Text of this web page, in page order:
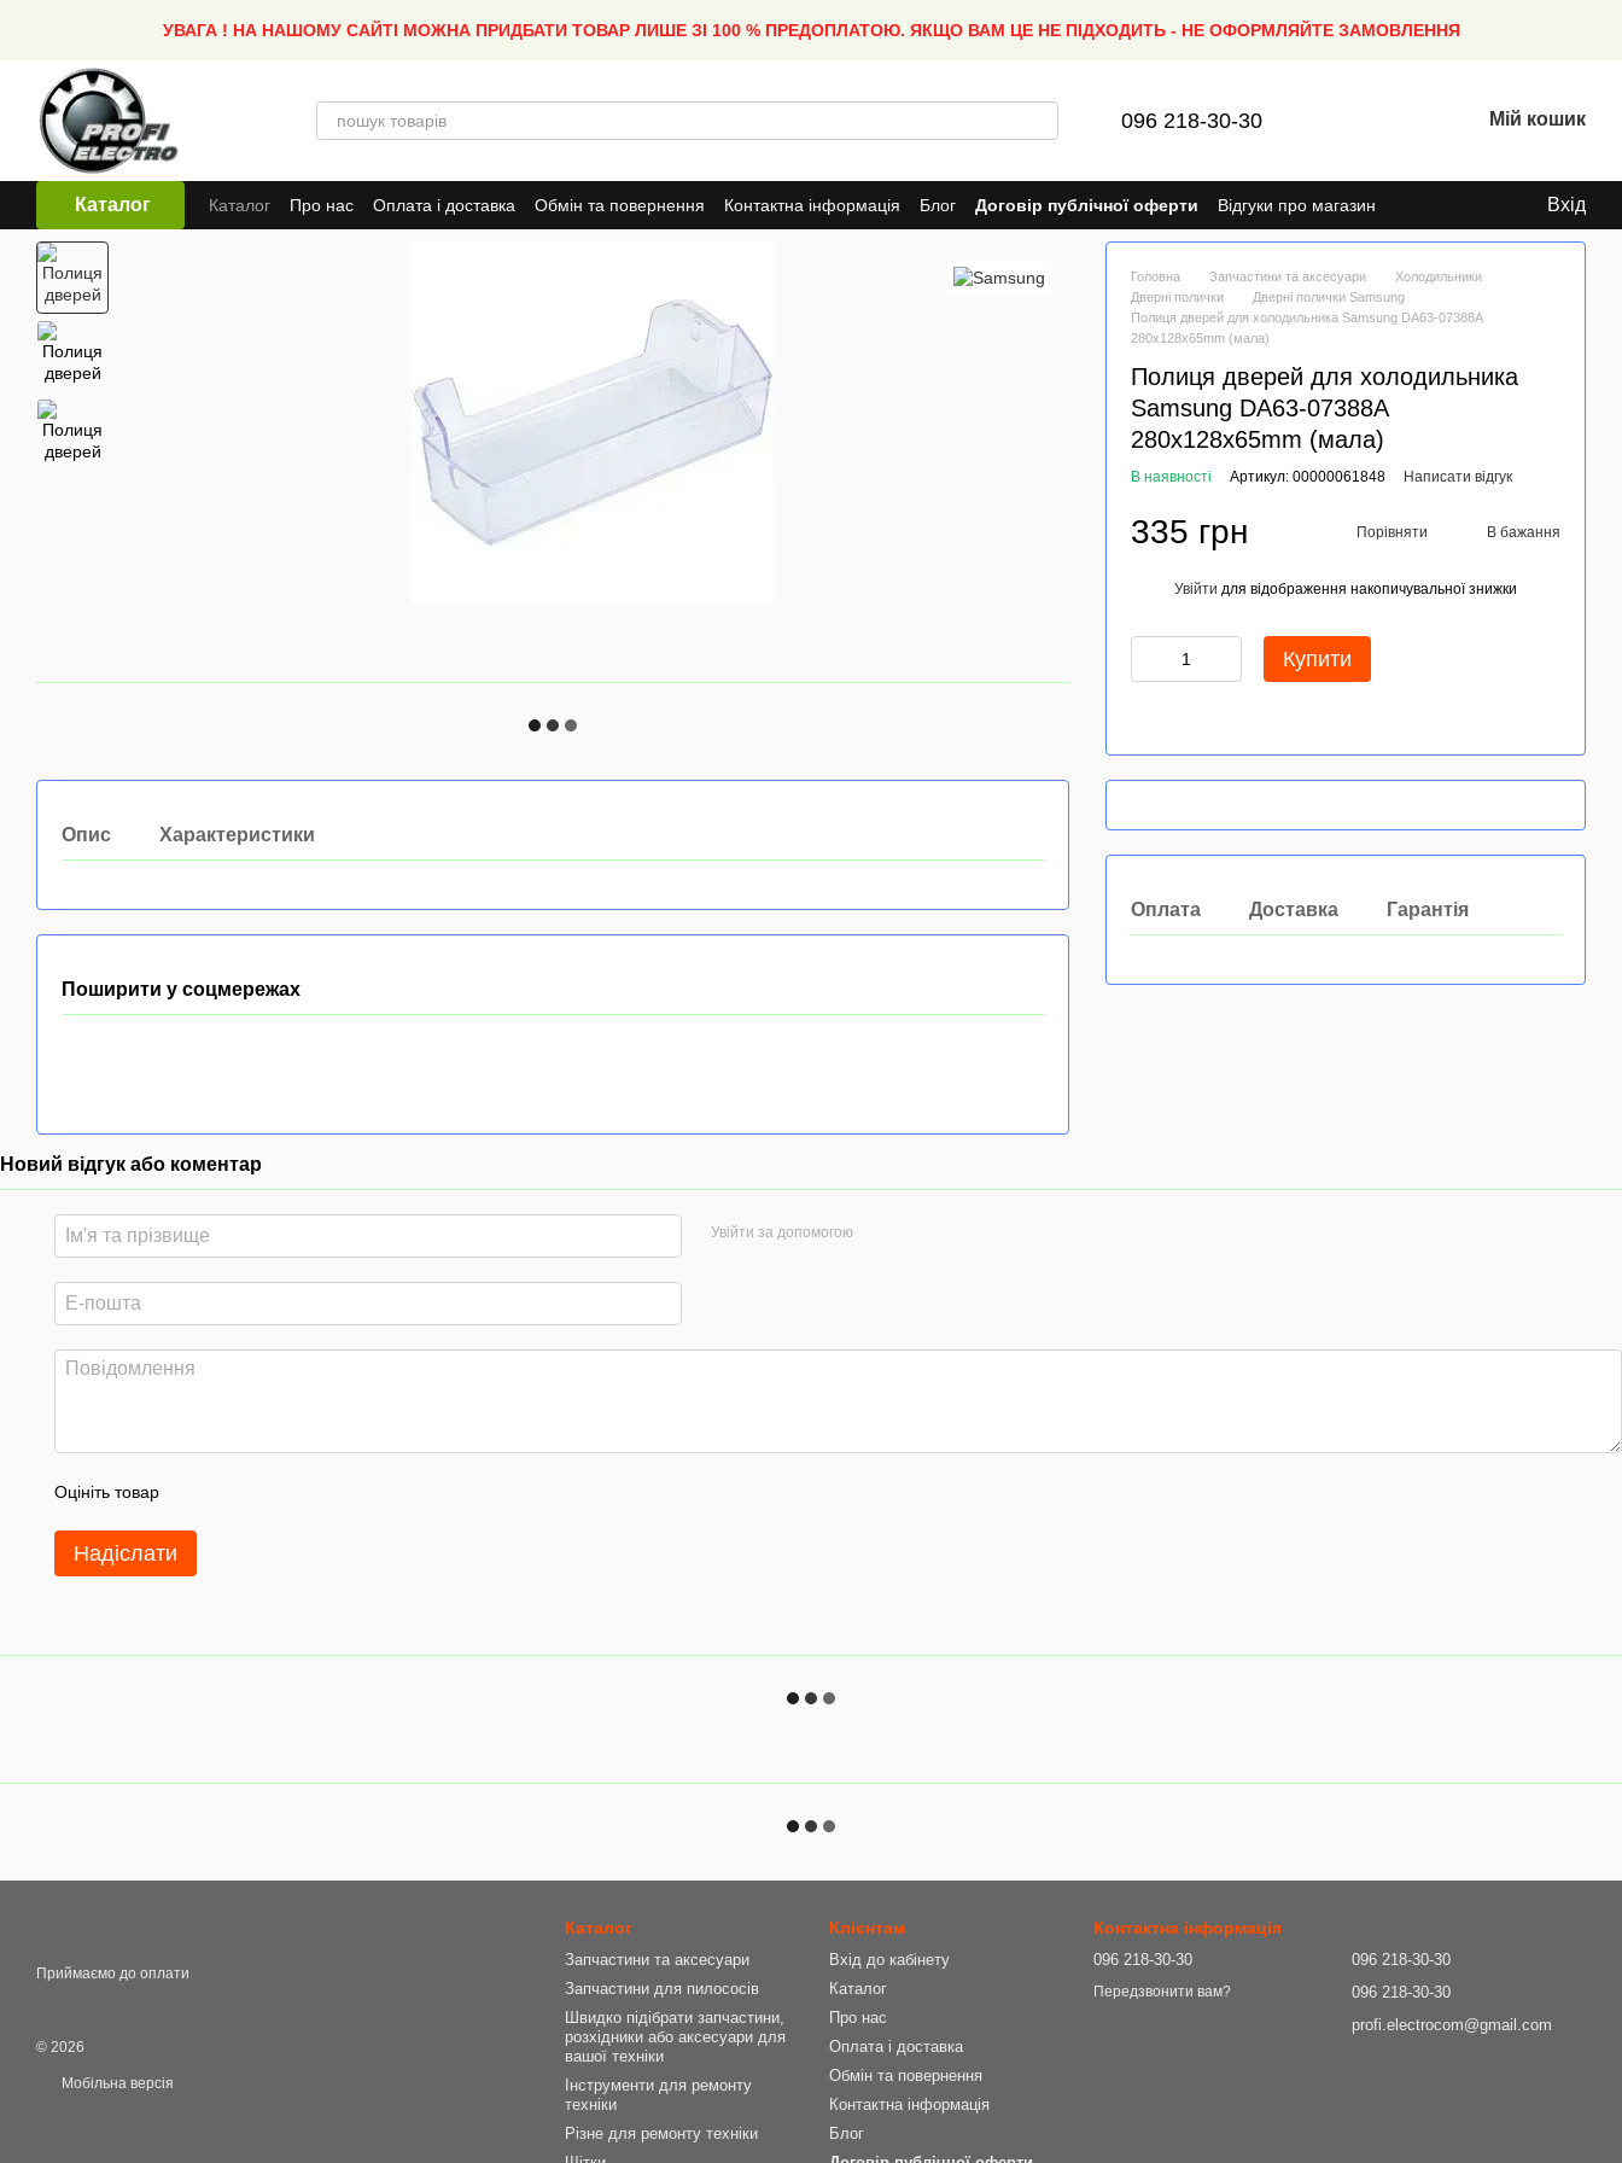
УВАГА ! НА НАШОМУ САЙТІ МОЖНА ПРИДБАТИ ТОВАР ЛИШЕ ЗІ 100 % ПРЕДОПЛАТОЮ. ЯКЩО ВАМ ЦЕ НЕ ПІДХОДИТЬ - НЕ ОФОРМЛЯЙТЕ ЗАМОВЛЕННЯ
096 218-30-30 Мій кошик
Каталог Каталог Про нас Оплата і доставка Обмін та повернення Контактна інформація Блог Договір публічної оферти Відгуки про магазин Вхід
Головна Запчастини та аксесуари
Холодильники
Дверні полички
Дверні полички Samsung
Полиця дверей для холодильника Samsung DA63-07388A
280x128x65mm (мала)
Полиця дверей для холодильника
Samsung DA63-07388A
280x128x65mm (мала)
В наявності Артикул: 00000061848 Написати відгук
335 грн Порівняти В бажання
Увійти для відображення накопичувальної знижки
Купити
Оплата Доставка Гарантія
Опис Характеристики
Поширити у соцмережах
Новий відгук або коментар
Увійти за допомогою
Оцініть товар
Надіслати
Приймаємо до оплати
© 2026
Мобільна версія
Каталог
Запчастини та аксесуари
Запчастини для пилососів
Швидко підібрати запчастини,
розхідники або аксесуари для
вашої техніки
Інструменти для ремонту
техніки
Різне для ремонту техніки
Клієнтам
Вхід до кабінету
Каталог
Про нас
Оплата і доставка
Обмін та повернення
Контактна інформація
Блог
Контактна інформація
096 218-30-30
Передзвонити вам?
096 218-30-30
096 218-30-30
profi.electrocom@gmail.com